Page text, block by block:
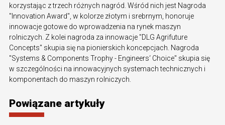
korzystając z trzech różnych nagród. Wśród nich jest Nagroda
"Innovation Award", w kolorze złotym i srebrnym, honoruje
innowacje gotowe do wprowadzenia na rynek maszyn
rolniczych. Z kolei nagroda za innowacje "DLG Agrifuture
Concepts" skupia się na pionierskich koncepcjach. Nagroda
"Systems & Components Trophy - Engineers‘ Choice" skupia się
w szczególności na innowacyjnych systemach technicznych i
komponentach do maszyn rolniczych.
Powiązane artykuły